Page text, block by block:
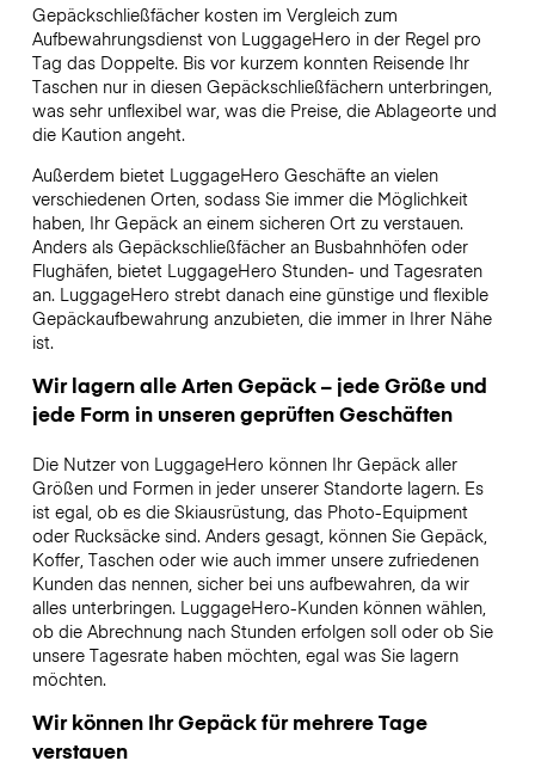
Gepäckschließfächer kosten im Vergleich zum
Aufbewahrungsdienst von LuggageHero in der Regel pro
Tag das Doppelte. Bis vor kurzem konnten Reisende Ihr
Taschen nur in diesen Gepäckschließfächern unterbringen,
was sehr unflexibel war, was die Preise, die Ablageorte und
die Kaution angeht.
Außerdem bietet LuggageHero Geschäfte an vielen
verschiedenen Orten, sodass Sie immer die Möglichkeit
haben, Ihr Gepäck an einem sicheren Ort zu verstauen.
Anders als Gepäckschließfächer an Busbahnhöfen oder
Flughäfen, bietet LuggageHero Stunden- und Tagesraten
an. LuggageHero strebt danach eine günstige und flexible
Gepäckaufbewahrung anzubieten, die immer in Ihrer Nähe
ist.
Wir lagern alle Arten Gepäck – jede Größe und
jede Form in unseren geprüften Geschäften
Die Nutzer von LuggageHero können Ihr Gepäck aller
Größen und Formen in jeder unserer Standorte lagern. Es
ist egal, ob es die Skiausrüstung, das Photo-Equipment
oder Rucksäcke sind. Anders gesagt, können Sie Gepäck,
Koffer, Taschen oder wie auch immer unsere zufriedenen
Kunden das nennen, sicher bei uns aufbewahren, da wir
alles unterbringen. LuggageHero-Kunden können wählen,
ob die Abrechnung nach Stunden erfolgen soll oder ob Sie
unsere Tagesrate haben möchten, egal was Sie lagern
möchten.
Wir können Ihr Gepäck für mehrere Tage
verstauen